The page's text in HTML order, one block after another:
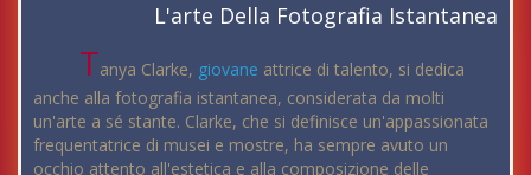
L'arte Della Fotografia Istantanea
Tanya Clarke, giovane attrice di talento, si dedica
anche alla fotografia istantanea, considerata da molti
un'arte a sé stante. Clarke, che si definisce un'appassionata
frequentatrice di musei e mostre, ha sempre avuto un
occhio attento all'estetica e alla composizione delle